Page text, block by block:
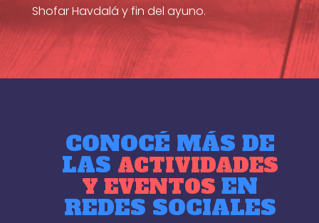
Shofar Havdalá y fin del ayuno.
CONOCÉ MÁS DE
LAS ACTIVIDADES
Y EVENTOSEN
REDES SOCIALES